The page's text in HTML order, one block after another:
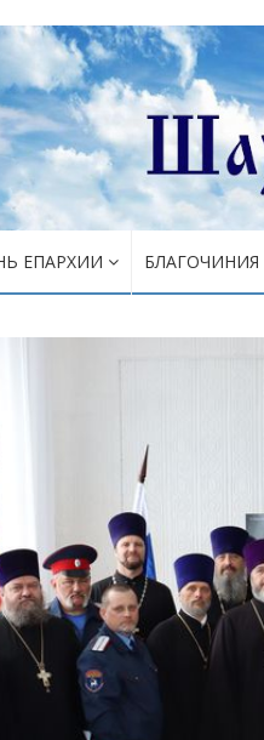
ЕПАРХИИ